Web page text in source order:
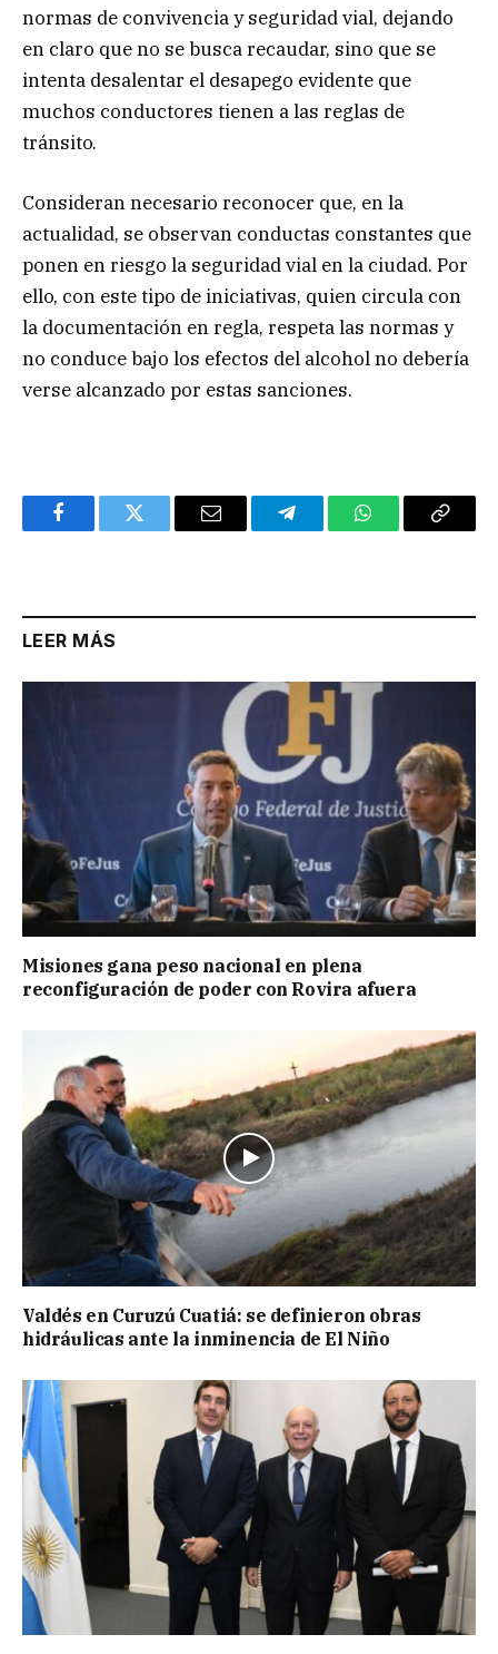
normas de convivencia y seguridad vial, dejando
en claro que no se busca recaudar, sino que se
intenta desalentar el desapego evidente que
muchos conductores tienen a las reglas de
tránsito.
Consideran necesario reconocer que, en la
actualidad, se observan conductas constantes que
ponen en riesgo la seguridad vial en la ciudad. Por
ello, con este tipo de iniciativas, quien circula con
la documentación en regla, respeta las normas y
no conduce bajo los efectos del alcohol no debería
verse alcanzado por estas sanciones.
FacebookTwitter Email TelegramWhatsAppCopy
LEER MÁS
Misiones gana peso nacional en plena
reconfiguración de poder con Rovira afuera
Valdés en Curuzú Cuatiá: se definieron obras
hidráulicas ante la inminencia de El Niño